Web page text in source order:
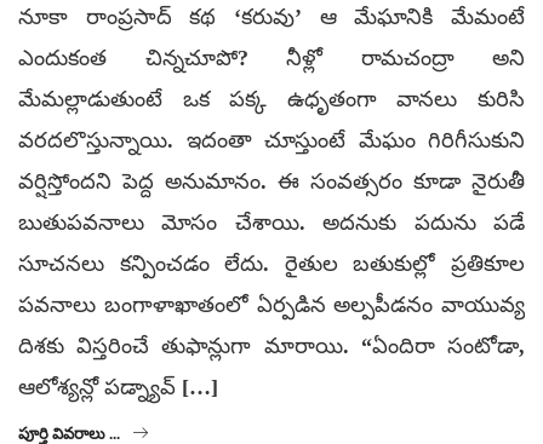
నూకా రాంప్రసాద్ కథ ‘కరువు’ ఆ మేఘానికి మేమంటే
ఎందుకంత చిన్నచూపో? నీళ్లో రామచంద్రా అని
మేమల్లాడుతుంటే ఒక పక్క ఉధృతంగా వానలు కురిసి
వరదలొస్తున్నాయి. ఇదంతా చూస్తుంటే మేఘం గిరిగీసుకుని
వర్షిస్తోందని పెద్ద అనుమానం. ఈ సంవత్సరం కూడా నైరుతీ
బుతుపవనాలు మోసం చేశాయి. అదనుకు పదును పడే
సూచనలు కన్పించడం లేదు. రైతుల బతుకుల్లో ప్రతికూల
పవనాలు బంగాళాఖాతంలో ఏర్పడిన అల్పపీడనం వాయువ్య
దిశకు విస్తరించే తుఫాన్లుగా మారాయి. “ఏందిరా సంటోడా,
ఆలోశ్యన్లో పడ్న్యావ్‌ […]
పూర్తి వివరాలు ...